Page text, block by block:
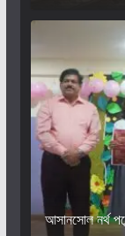
আসানসোল নর্থ